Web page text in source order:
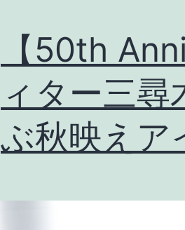
【50th
ィター三
ぶ秋映えア